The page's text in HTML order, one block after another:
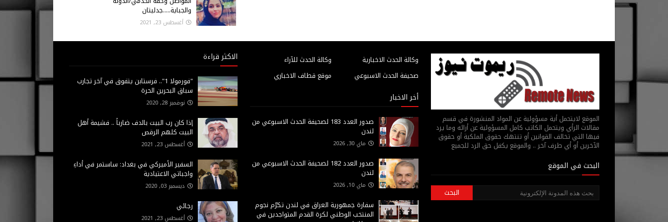
والجباية.....جدليتان
أغسطس 23, 2021
الموقع لايتحمل أية مسؤولية عن المواد المنشورة في قسم
مقالات الرأي ويتحمل الكاتب كامل المسؤولية عن أرائه وما يرد
فيها التي تخالف القوانين أو تنتهك حقوق الملكية أو حقوق
الآخرين أو أي طرف آخر .. والموقع يكفل حق الرد للجميع
البحث في الموقع
وكالة الحدث للآراء
وكالة الحدث الاخبارية
موقع قطاف الاخباري
صحيفة الحدث الاسبوعي
أخر الاخبار
صدور العدد 183 لصحيفة الحدث الاسبوعي من
لندن
ماي 30, 2026
صدور العدد 182 لصحيفة الحدث الاسبوعي من
لندن
ماي 10, 2026
سفارة جمهورية العراق في لندن تكرّم نجوم
المنتخب الوطني لكرة القدم المتواجدين في
الاكثر قراءة
"فورمولا 1".. فرستابن يتفوق في آخر تجارب
سباق البحرين الحرة
نوفمبر 28, 2020
إذا كان رب البيت بالدف ضارباً .. فشيمة أهل
البيت كلهم الرقص
أغسطس 23, 2021
السفير الأميركي في بغداد: ساستمر في أداءِ
واجباتي الاعتيادية
ديسمبر 03, 2020
رجائي
أغسطس 23, 2021